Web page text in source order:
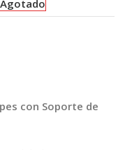
Agotado
con Soporte de